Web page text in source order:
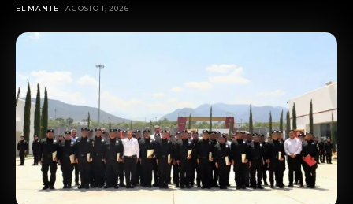
EL MANTE AGOSTO 1, 2026